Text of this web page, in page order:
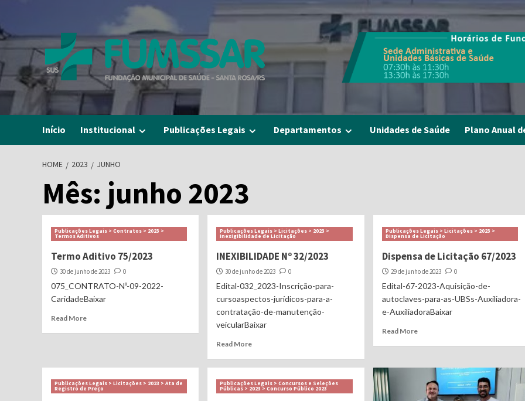
content
Início Institucional Publicações Legais Departamentos Unidades de Saúde Plano Anual
HOME 2023 JUNHO
Mês: junho 2023
Publicações Legais > Contratos > 2023 >
Termos Aditivos
Termo Aditivo 75/2023
30 de junho de 2023 0
075_CONTRATO-Nº-09-2022-
CaridadeBaixar
Read More
Publicações Legais > Licitações > 2023 >
Inexigibilidade de Licitação
INEXIBILIDADE Nº 32/2023
30 de junho de 2023 0
Edital-032_2023-Inscrição-para-
cursoaspectos-jurídicos-para-a-
contratação-de-manutenção-
veicularBaixar
Read More
Publicações Legais > Licitações > 2023 >
Dispensa de Licitação
Dispensa de Licitação 67/2023
29 de junho de 2023 0
Edital-67-2023-Aquisição-de-
autoclaves-para-as-UBSs-Auxiliadora-
e-AuxiliadoraBaixar
Read More
Publicações Legais > Licitações > 2023 > Ata de
Registro de Preço
Publicações Legais > Concursos e Seleções
Públicas > 2023 > Concurso Público 2023